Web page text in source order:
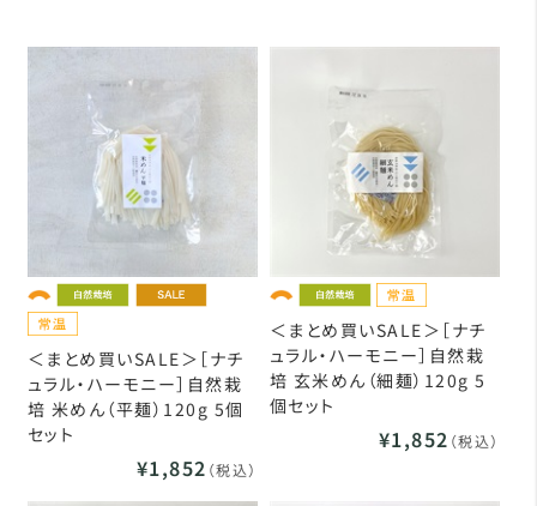
＜まとめ買いSALE＞［ナチ
ュラル・ハーモニー］自然栽
培 米めん（平麺）120g 5個
セット
¥1,852 （税込）
＜まとめ買いSALE＞［ナチ
ュラル・ハーモニー］自然栽
培 玄米めん（細麺）120g 5
個セット
¥1,852 （税込）